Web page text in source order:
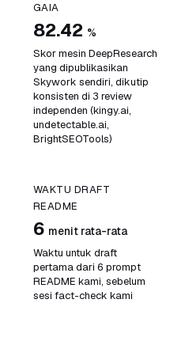
GAIA
82.42 %
Skor mesin DeepResearch
yang dipublikasikan
Skywork sendiri, dikutip
konsisten di 3 review
independen (kingy.ai,
undetectable.ai,
BrightSEOTools)
WAKTU DRAFT
README
6 menit rata-rata
Waktu untuk draft
pertama dari 6 prompt
README kami, sebelum
sesi fact-check kami